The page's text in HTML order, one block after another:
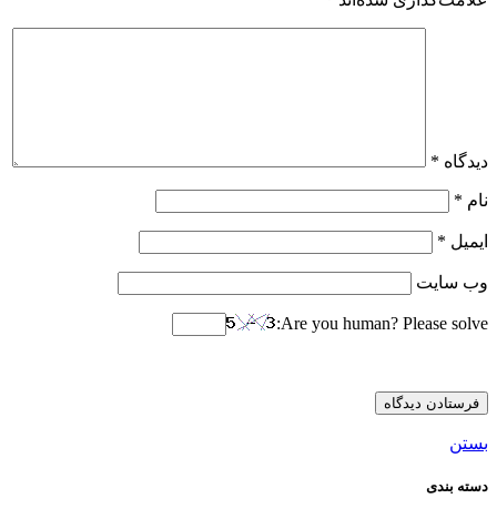
دیدگاه *
نام *
ایمیل *
وب‌ سایت
Are you human? Please solve:
بستن
دسته بندی